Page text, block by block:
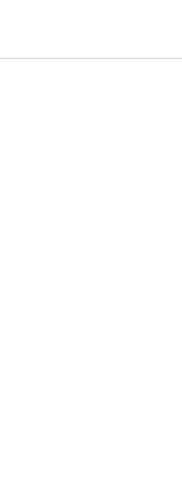
konten